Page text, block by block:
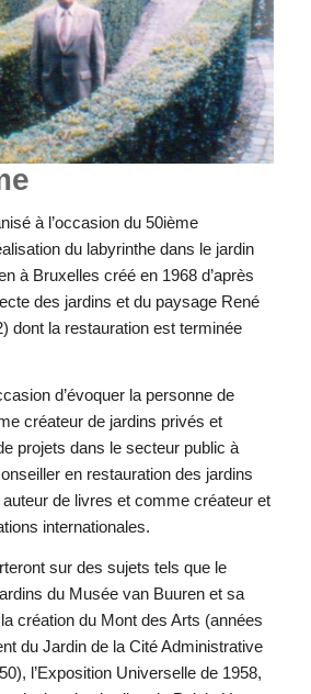
à l’occasion du 50ième
du labyrinthe dans le jardin
à Bruxelles créé en 1968 d’après
des jardins et du paysage René
dont la restauration est terminée
d’évoquer la personne de
créateur de jardins privés et
projets dans le secteur public à
en restauration des jardins
de livres et comme créateur et
internationales.
sur des sujets tels que le
du Musée van Buuren et sa
création du Mont des Arts (années
du Jardin de la Cité Administrative
l’Exposition Universelle de 1958,